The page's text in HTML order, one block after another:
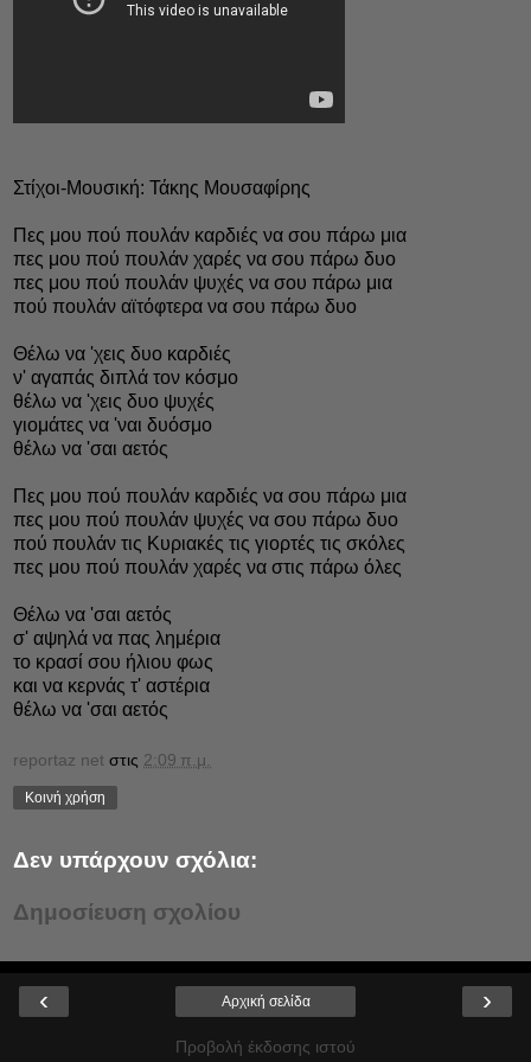
Στίχοι-Μουσική: Τάκης Μουσαφίρης
Πες μου πού πουλάν καρδιές να σου πάρω μια
πες μου πού πουλάν χαρές να σου πάρω δυο
πες μου πού πουλάν ψυχές να σου πάρω μια
πού πουλάν αϊτόφτερα να σου πάρω δυο
Θέλω να 'χεις δυο καρδιές
ν' αγαπάς διπλά τον κόσμο
θέλω να 'χεις δυο ψυχές
γιομάτες να 'ναι δυόσμο
θέλω να 'σαι αετός
Πες μου πού πουλάν καρδιές να σου πάρω μια
πες μου πού πουλάν ψυχές να σου πάρω δυο
πού πουλάν τις Κυριακές τις γιορτές τις σκόλες
πες μου πού πουλάν χαρές να στις πάρω όλες
Θέλω να 'σαι αετός
σ' αψηλά να πας λημέρια
το κρασί σου ήλιου φως
και να κερνάς τ' αστέρια
θέλω να 'σαι αετός
reportaz net στις 2:09 π.μ.
Κοινή χρήση
Δεν υπάρχουν σχόλια:
Δημοσίευση σχολίου
‹ ›
Αρχική σελίδα
Προβολή έκδοσης ιστού